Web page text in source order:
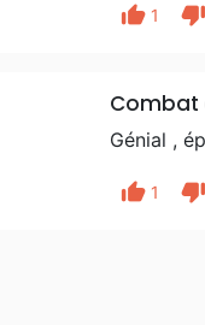
thumb_up 1 thumb_down
Combat
Génial ,
thumb_up 1 thumb_down